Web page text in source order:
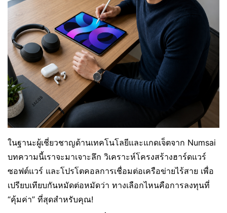
ในฐานะผู้เชี่ยวชาญด้านเทคโนโลยีและแกดเจ็ตจาก Numsai
บทความนี้เราจะมาเจาะลึก วิเคราะห์โครงสร้างฮาร์ดแวร์
ซอฟต์แวร์ และโปรโตคอลการเชื่อมต่อเครือข่ายไร้สาย เพื่อ
เปรียบเทียบกันหมัดต่อหมัดว่า ทางเลือกไหนคือการลงทุนที่
“คุ้มค่า” ที่สุดสำหรับคุณ!